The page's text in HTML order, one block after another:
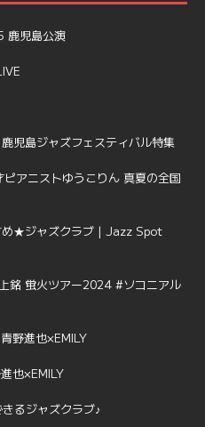
鹿児島公演
児島ジャズフェスティバル特集
アニストゆうこりん 真夏の全国
め★ジャズクラブ | Jazz Spot
銘 蛍火ツアー2024 #ソコニアル
野進也×EMILY
也×EMILY
るジャズクラブ♪